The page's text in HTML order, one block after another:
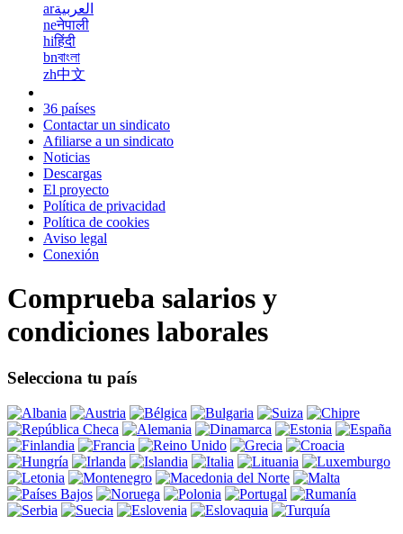
arالعربية
neनेपाली
hiहिंदी
bnবাংলা
zh中文
36 países
Contactar un sindicato
Afiliarse a un sindicato
Noticias
Descargas
El proyecto
Política de privacidad
Política de cookies
Aviso legal
Conexión
Comprueba salarios y
condiciones laborales
Selecciona tu país